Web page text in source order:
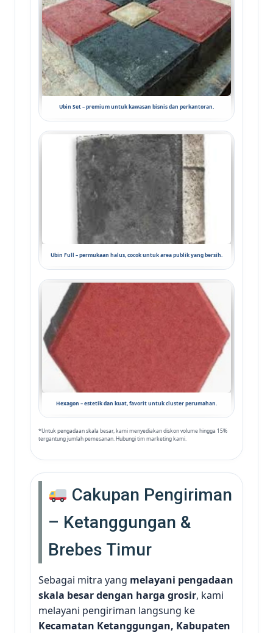
Ubin Set – premium untuk kawasan bisnis dan perkantoran.
Ubin Full – permukaan halus, cocok untuk area publik yang bersih.
Hexagon – estetik dan kuat, favorit untuk cluster perumahan.
*Untuk pengadaan skala besar, kami menyediakan diskon volume hingga 15%
tergantung jumlah pemesanan. Hubungi tim marketing kami.
Cakupan Pengiriman
– Ketanggungan &
Brebes Timur
Sebagai mitra yang melayani pengadaan
skala besar dengan harga grosir, kami
melayani pengiriman langsung ke
Kecamatan Ketanggungan, Kabupaten